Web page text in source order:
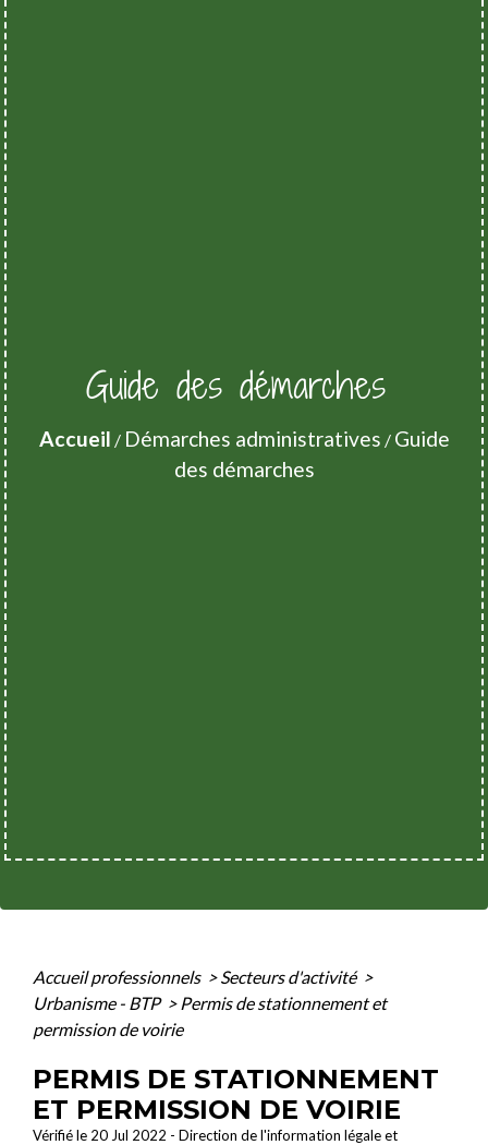
Guide des démarches
Accueil / Démarches administratives / Guide
des démarches
Accueil professionnels > Secteurs d'activité >
Urbanisme - BTP > Permis de stationnement et
permission de voirie
PERMIS DE STATIONNEMENT
ET PERMISSION DE VOIRIE
Vérifié le 20 Jul 2022 - Direction de l'information légale et